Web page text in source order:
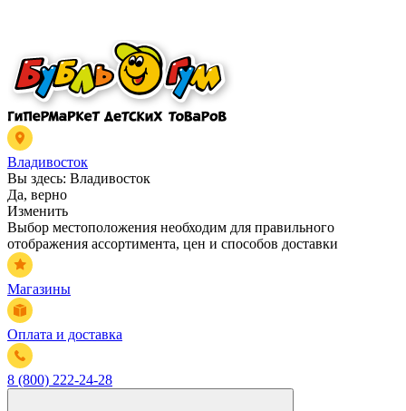
Владивосток
Вы здесь: Владивосток
Да, верно
Изменить
Выбор местоположения необходим для правильного
отображения ассортимента, цен и способов доставки
Магазины
Оплата и доставка
8 (800) 222-24-28